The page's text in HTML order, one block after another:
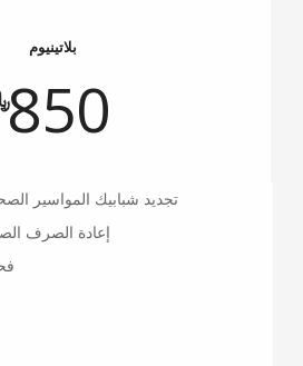
بلاتينيوم
850
تجديد شبابيك المواسير
إعادة الصرف